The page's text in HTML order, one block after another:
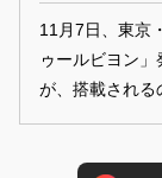
11月7日、東京
ゥールビヨン
が、搭載される